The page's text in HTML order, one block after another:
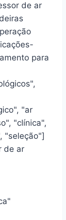
de ar
para
"ar
"clínica",
"seleção"]
de ar